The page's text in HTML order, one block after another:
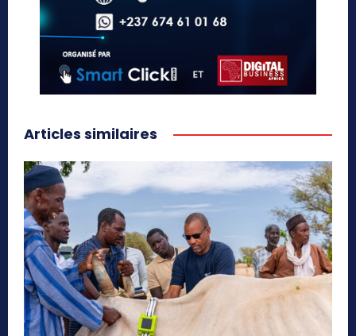
Articles similaires